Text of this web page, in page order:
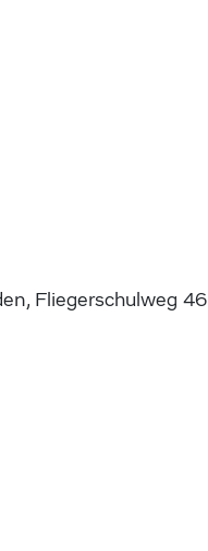
Fliegerschulweg 46